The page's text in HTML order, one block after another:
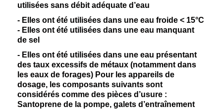
utilisées sans débit adéquate d’eau
- Elles ont été utilisées dans une eau froide < 15°C
- Elles ont été utilisées dans une eau manquant
de sel
- Elles ont été utilisées dans une eau présentant
des taux excessifs de métaux (notamment dans
les eaux de forages) Pour les appareils de
dosage, les composants suivants sont
considérés comme des pièces d’usure :
Santoprene de la pompe, galets d’entraînement